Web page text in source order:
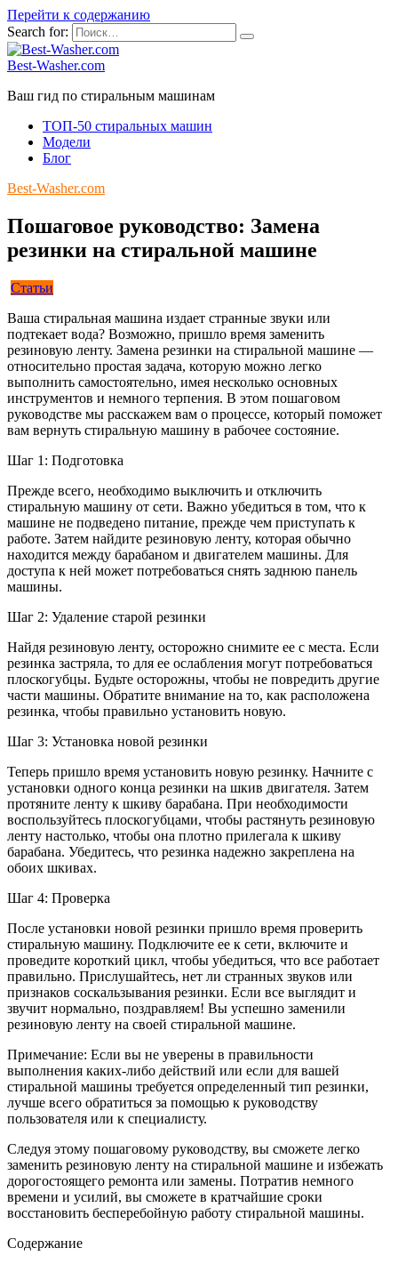
Перейти к содержанию
Search for:
Best-Washer.com
Ваш гид по стиральным машинам
ТОП-50 стиральных машин
Модели
Блог
Best-Washer.com
Пошаговое руководство: Замена
резинки на стиральной машине
Статьи
Ваша стиральная машина издает странные звуки или
подтекает вода? Возможно, пришло время заменить
резиновую ленту. Замена резинки на стиральной машине —
относительно простая задача, которую можно легко
выполнить самостоятельно, имея несколько основных
инструментов и немного терпения. В этом пошаговом
руководстве мы расскажем вам о процессе, который поможет
вам вернуть стиральную машину в рабочее состояние.
Шаг 1: Подготовка
Прежде всего, необходимо выключить и отключить
стиральную машину от сети. Важно убедиться в том, что к
машине не подведено питание, прежде чем приступать к
работе. Затем найдите резиновую ленту, которая обычно
находится между барабаном и двигателем машины. Для
доступа к ней может потребоваться снять заднюю панель
машины.
Шаг 2: Удаление старой резинки
Найдя резиновую ленту, осторожно снимите ее с места. Если
резинка застряла, то для ее ослабления могут потребоваться
плоскогубцы. Будьте осторожны, чтобы не повредить другие
части машины. Обратите внимание на то, как расположена
резинка, чтобы правильно установить новую.
Шаг 3: Установка новой резинки
Теперь пришло время установить новую резинку. Начните с
установки одного конца резинки на шкив двигателя. Затем
протяните ленту к шкиву барабана. При необходимости
воспользуйтесь плоскогубцами, чтобы растянуть резиновую
ленту настолько, чтобы она плотно прилегала к шкиву
барабана. Убедитесь, что резинка надежно закреплена на
обоих шкивах.
Шаг 4: Проверка
После установки новой резинки пришло время проверить
стиральную машину. Подключите ее к сети, включите и
проведите короткий цикл, чтобы убедиться, что все работает
правильно. Прислушайтесь, нет ли странных звуков или
признаков соскальзывания резинки. Если все выглядит и
звучит нормально, поздравляем! Вы успешно заменили
резиновую ленту на своей стиральной машине.
Примечание: Если вы не уверены в правильности
выполнения каких-либо действий или если для вашей
стиральной машины требуется определенный тип резинки,
лучше всего обратиться за помощью к руководству
пользователя или к специалисту.
Следуя этому пошаговому руководству, вы сможете легко
заменить резиновую ленту на стиральной машине и избежать
дорогостоящего ремонта или замены. Потратив немного
времени и усилий, вы сможете в кратчайшие сроки
восстановить бесперебойную работу стиральной машины.
Содержание